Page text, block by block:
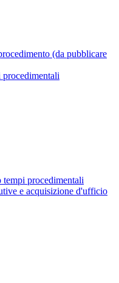
(da pubblicare
procedimentali
e acquisizione d'ufficio